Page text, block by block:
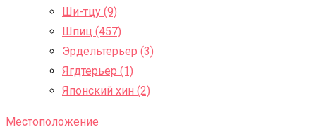
Ши-тцу (9)
Шпиц (457)
Эрдельтерьер (3)
Ягдтерьер (1)
Японский хин (2)
Местоположение